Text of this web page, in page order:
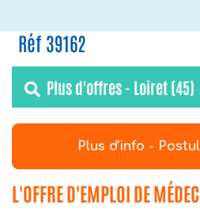
Réf 39162
Plus d'offres - Loiret (45)
Plus d'info -
L'OFFRE D'EMPLOI DE